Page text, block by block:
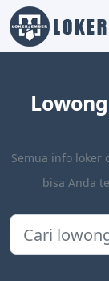
Semua info loker
bisa Anda